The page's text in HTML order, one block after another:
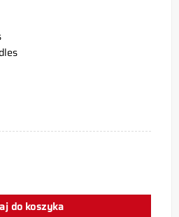
do koszyka